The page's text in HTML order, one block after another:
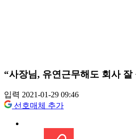
“사장님, 유연근무해도 회사 잘
입력 2021-01-29 09:46
선호매체 추가